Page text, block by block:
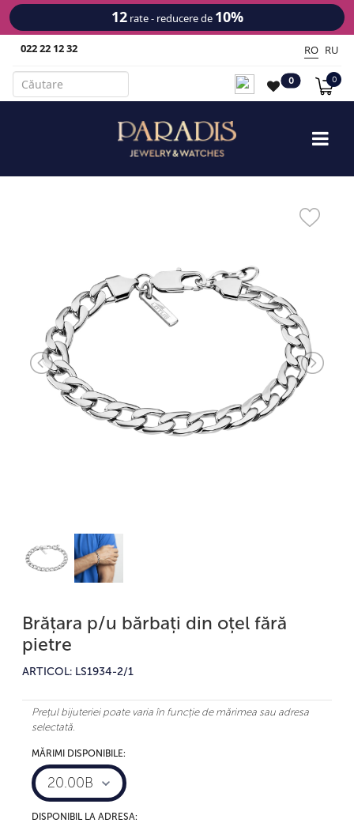
12rate - reducere de 10%
022 22 12 32 RO RU
0 0
Brățara p/u bărbați din oțel fără
pietre
ARTICOL: LS1934-2/1
Prețul bijuteriei poate varia în funcție de mărimea sau adresa
selectată.
MĂRIMI DISPONIBILE:
20.00B
DISPONIBIL LA ADRESA: